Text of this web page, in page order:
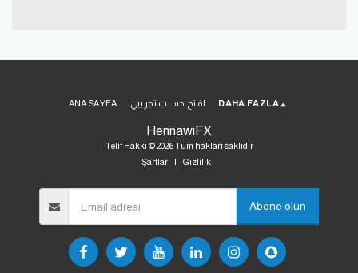
HennawiFX
Telif Hakkı © 2026 Tüm hakları saklıdır
Şartlar| Gizlilik
ANA SAYFA افتح حساب تجريبي DAHA FAZLA
Abone olun